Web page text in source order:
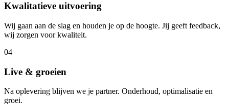
Kwalitatieve uitvoering
Wij gaan aan de slag en houden je op de hoogte. Jij geeft feedback,
wij zorgen voor kwaliteit.
04
Live & groeien
Na oplevering blijven we je partner. Onderhoud, optimalisatie en
groei.